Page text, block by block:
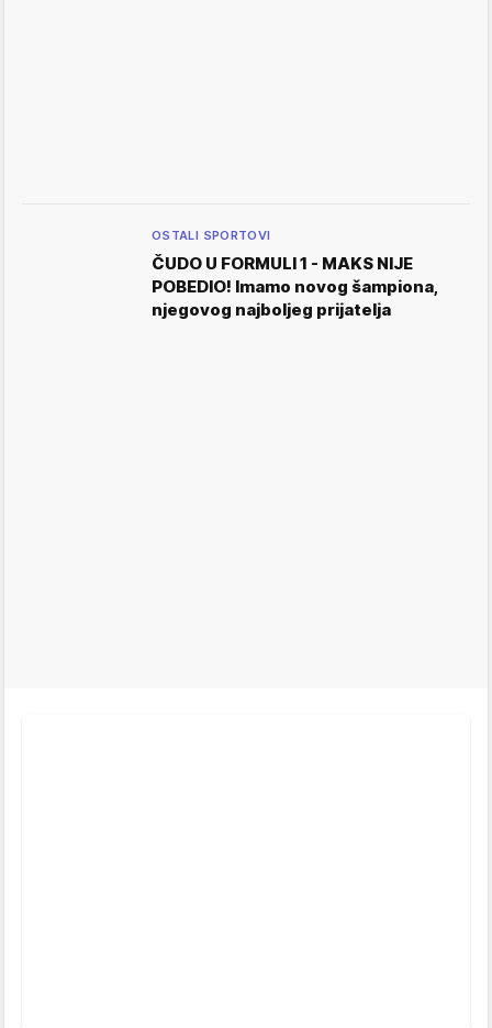
OSTALI SPORTOVI
ČUDO U FORMULI 1 - MAKS NIJE
POBEDIO! Imamo novog šampiona,
njegovog najboljeg prijatelja